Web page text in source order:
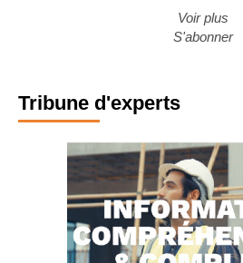
Voir plus
Tribune d'experts